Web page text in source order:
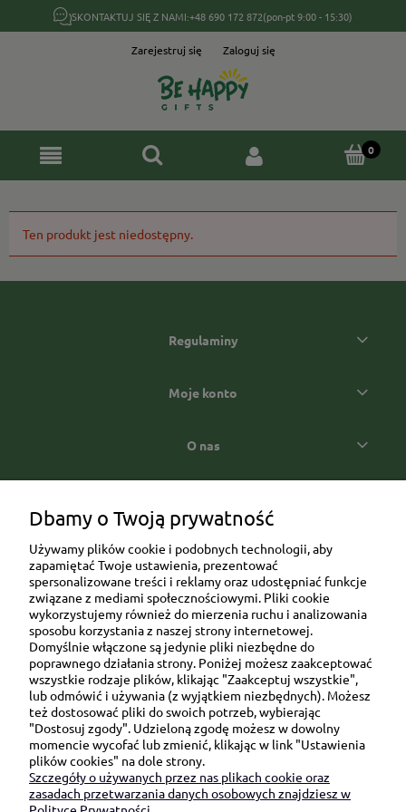
SKONTAKTUJ SIĘ Z NAMI:+48 690 172 872(pon-pt 9:00 - 15:30)
Zarejestruj się Zaloguj się
Ten produkt jest niedostępny.
Regulaminy
Moje konto
O nas
Ul. Brukowa 6/8 lok. 57/58
91-341 Łódź
NIP: 6751510615
SKONTAKTUJ SIĘ Z NAMI:
sklep@be-happygifts.com
+48 690 172 872
Dbamy o Twoją prywatność
Używamy plików cookie i podobnych technologii, aby
zapamiętać Twoje ustawienia, prezentować
spersonalizowane treści i reklamy oraz udostępniać funkcje
związane z mediami społecznościowymi. Pliki cookie
wykorzystujemy również do mierzenia ruchu i analizowania
sposobu korzystania z naszej strony internetowej.
Domyślnie włączone są jedynie pliki niezbędne do
poprawnego działania strony. Poniżej możesz zaakceptować
wszystkie rodzaje plików, klikając "Zaakceptuj wszystkie",
lub odmówić i używania (z wyjątkiem niezbędnych). Możesz
też dostosować pliki do swoich potrzeb, wybierając
"Dostosuj zgody". Udzieloną zgodę możesz w dowolny
momencie wycofać lub zmienić, klikając w link "Ustawienia
plików cookies" na dole strony.
Szczegóły o używanych przez nas plikach cookie oraz
zasadach przetwarzania danych osobowych znajdziesz w